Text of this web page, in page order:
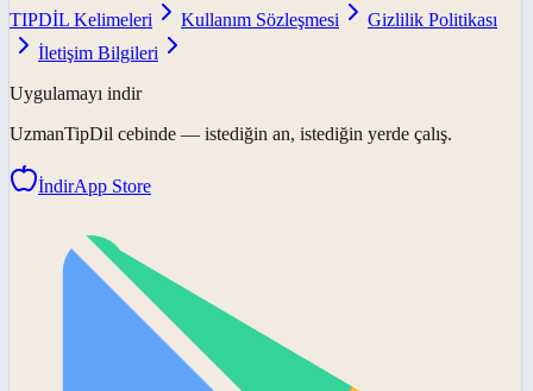
TIPDİL Kelimeleri
Kullanım Sözleşmesi
Gizlilik Politikası
İletişim Bilgileri
Uygulamayı indir
UzmanTipDil cebinde — istediğin an, istediğin yerde çalış.
İndirApp Store